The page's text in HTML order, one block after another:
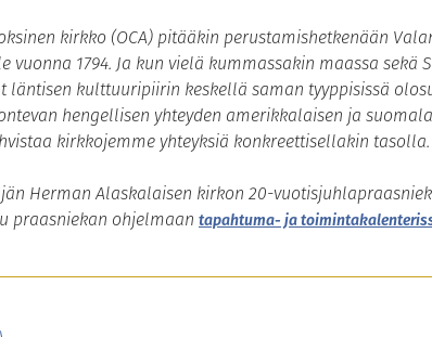
kirkko (OCA) pitääkin perustamishetkenään
vuonna 1794. Ja kun vielä kummassakin maassa sekä
läntisen kulttuuripiirin keskellä saman tyyppisissä
hengellisen yhteyden amerikkalaisen ja
kirkkojemme yhteyksiä konkreettisellakin tasolla.
Herman Alaskalaisen kirkon 20-
praasniekan ohjelmaan tapahtuma- ja